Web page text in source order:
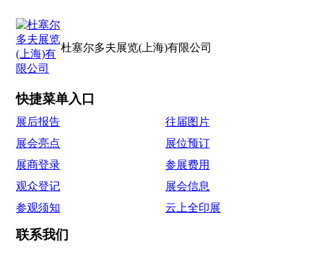
杜塞尔多夫展览(上海)有限公司
快捷菜单入口
展后报告
往届图片
展会亮点
展位预订
展商登录
参展费用
观众登记
展会信息
参观须知
云上全印展
联系我们